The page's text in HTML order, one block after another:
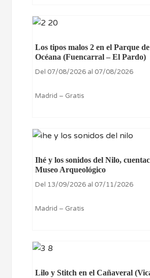
Los tipos malos 2 en el Parque
Océana (Fuencarral – El Pardo)
Del 07/08/2026 al 07/08/2026
Madrid – Gratis
Ihé y los sonidos del Nilo,
Museo Arqueológico
Del 13/09/2026 al 07/11/2026
Madrid – Gratis
Lilo y Stitch en el Cañaveral